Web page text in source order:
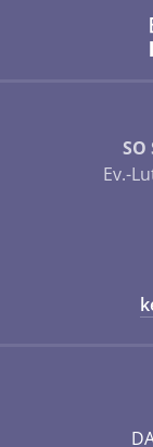
SO
Ev.-